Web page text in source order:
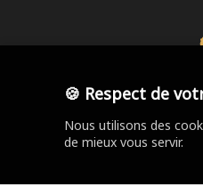
🍪 Respect de
Nous utilisons des
de mieux vous servir.